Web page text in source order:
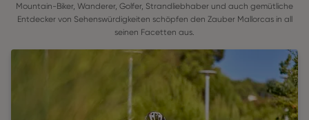
Mountain-Biker, Wanderer, Golfer, Strandliebhaber und auch gemütliche
Entdecker von Sehenswürdigkeiten schöpfen den Zauber Mallorcas in all
seinen Facetten aus.